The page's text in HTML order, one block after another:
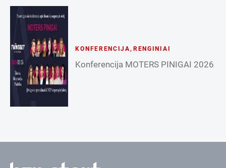
KONFERENCIJA, RENGINIAI
Konferencija MOTERS PINIGAI 2026